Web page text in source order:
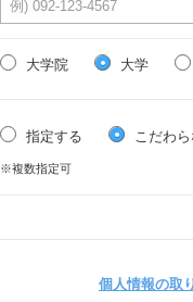
大学院 大学
指定する こだわ
※複数指定可
個人情報の取